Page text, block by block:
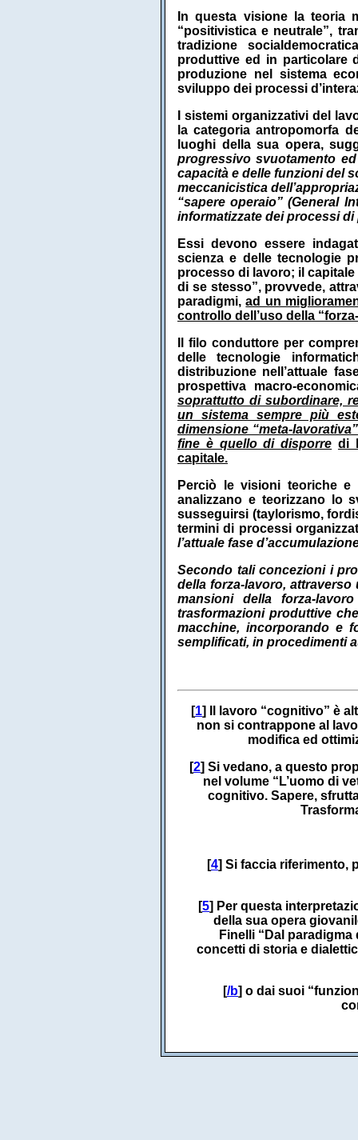
In questa visione la teoria
“positivistica e neutrale”,
tradizione
produttive ed in particolare
produzione nel sistema
sviluppo dei processi
I sistemi organizzativi del
la categoria antropomorfa
luoghi della sua opera,
progressivo svuotamento
capacità e delle funzioni del
meccanicistica
“sapere operaio” (General
informatizzate dei processi
Essi devono essere
scienza e delle tecnologie
processo di lavoro; il
di se stesso”, provvede,
paradigmi,ad un
controllo dell’uso della
Il filo conduttore per
delle tecnologie
distribuzione nell’attuale
prospettiva macro-
soprattutto di subordinare,
un sistema sempre più
dimensione “meta-
fine è quello di disporre di
capitale.
Perciò le visioni teoriche e
analizzano e teorizzano lo
susseguirsi (taylorismo,
termini di processi
l’attuale fase
Secondo tali concezioni i
della forza-lavoro,
mansioni della forza-
trasformazioni produttive
macchine, incorporando e
semplificati, in procedimenti
[1] Il lavoro “cognitivo” è
non si contrappone al
modifica ed
[2] Si vedano, a questo
nel volume “L’uomo di
cognitivo. Sapere,
[4] Si faccia riferimento,
[5] Per questa
della sua opera
Finelli “Dal
concetti di storia e
[/b] o dai suoi